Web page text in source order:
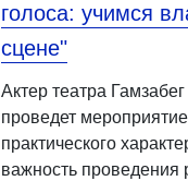
голоса: учимся
сцене"
Актер театра
проведет
практического
важность проведения